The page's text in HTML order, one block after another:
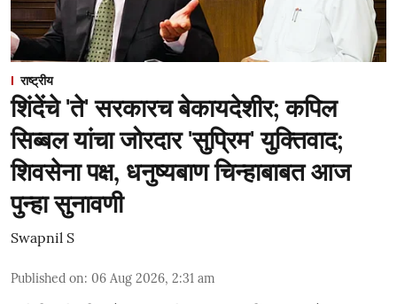
राष्ट्रीय
शिंदेंचे 'ते' सरकारच बेकायदेशीर; कपिल
सिब्बल यांचा जोरदार 'सुप्रिम' युक्तिवाद;
शिवसेना पक्ष, धनुष्यबाण चिन्हाबाबत आज
पुन्हा सुनावणी
Swapnil S
Published on: 06 Aug 2026, 2:31 am